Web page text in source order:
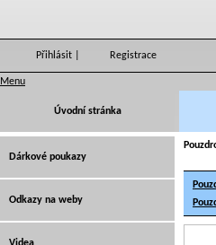
Přihlásit Registrace
Menu
Úvodní stránka
Dárkové poukazy
Odkazy na weby